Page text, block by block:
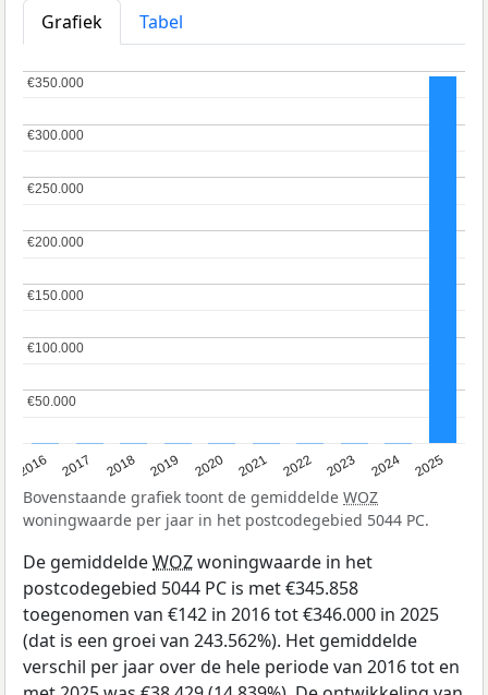
Grafiek
Tabel
2016 2017 2018 2019 2020 2021 2022 2023 2024 2025
€50.000
€50.000
€100.000
€100.000
€150.000
€150.000
€200.000
€200.000
€250.000
€250.000
€300.000
€300.000
€350.000
€350.000
Bovenstaande grafiek toont de gemiddelde WOZ
woningwaarde per jaar in het postcodegebied 5044 PC.
De gemiddeldeWOZwoningwaarde in het
postcodegebied 5044 PC is met €345.858
toegenomen van €142 in 2016 tot €346.000 in 2025
(dat is een groei van 243.562%). Het gemiddelde
verschil per jaar over de hele periode van 2016 tot en